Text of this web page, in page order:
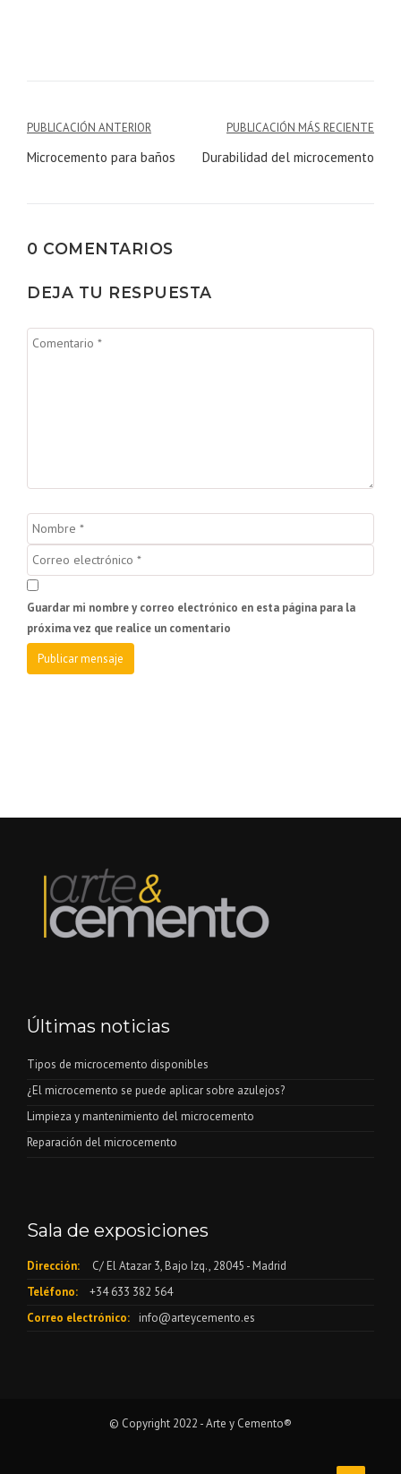
Navegación
entradas
PUBLICACIÓN ANTERIOR
Microcemento para baños
PUBLICACIÓN MÁS RECIENTE
Durabilidad del microcemento
0 COMENTARIOS
DEJA TU RESPUESTA
Guardar mi nombre y correo electrónico en esta página para la
próxima vez que realice un comentario
Últimas noticias
Tipos de microcemento disponibles
¿El microcemento se puede aplicar sobre azulejos?
Limpieza y mantenimiento del microcemento
Reparación del microcemento
Sala de exposiciones
Dirección:
C/ El Atazar 3, Bajo Izq., 28045 - Madrid
Teléfono:
+34 633 382 564
Correo electrónico:
info@arteycemento.es
© Copyright 2022 - Arte y Cemento®